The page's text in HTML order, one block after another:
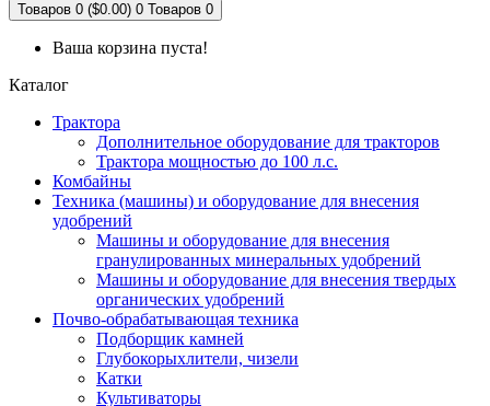
Товаров 0 ($0.00) 0 Товаров 0
Ваша корзина пуста!
Каталог
Трактора
Дополнительное оборудование для тракторов
Трактора мощностью до 100 л.с.
Комбайны
Техника (машины) и оборудование для внесения
удобрений
Машины и оборудование для внесения
гранулированных минеральных удобрений
Машины и оборудование для внесения твердых
органических удобрений
Почво-обрабатывающая техника
Подборщик камней
Глубокорыхлители, чизели
Катки
Культиваторы